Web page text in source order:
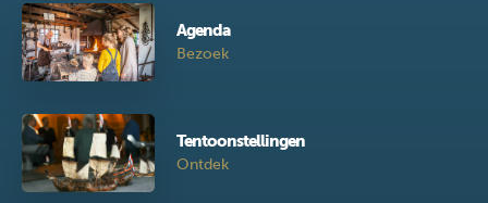
Agenda
Bezoek
Tentoonstellingen
Ontdek